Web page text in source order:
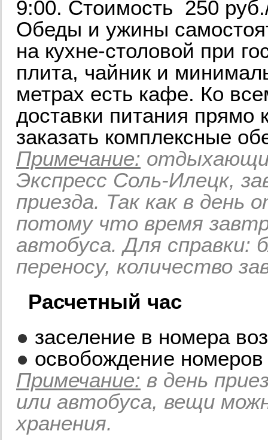
9:00. Стоимость 250
Обеды и ужины
на кухне-столовой при
плита, чайник и
метрах есть кафе. Ко
доставки питания прямо
заказать комплексные
Примечание:
Экспресс Соль-Илецк,
приезда. Так как в день
потому что время
автобуса. Для справки:
переносу, количество
Расчетный час
● заселение в номера
● освобождение
Примечание: в день
или автобуса, вещи
хранения.